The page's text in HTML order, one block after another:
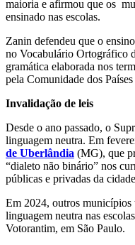
maioria e afirmou que os
ensinado nas escolas.
Zanin defendeu que o
no Vocabulário Ortográfico
gramática elaborada nos
pela Comunidade dos
Invalidação de leis
Desde o ano passado, o
linguagem neutra. Em
de Uberlândia (MG), que
“dialeto não binário” nos
públicas e privadas da
Em 2024, outros municípios
linguagem neutra nas
Votorantim, em São Paulo.